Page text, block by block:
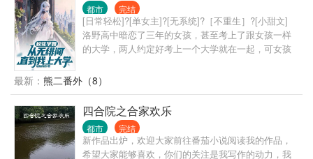
都市 完结
[日常轻松]?[单女主]?[无系统]?［不重生］?[小甜文]
洛野高中暗恋了三年的女孩，甚至考上了跟女孩一样
的大学，两人约定好考上一个大学就在一起，可女孩
想到大学还没开学，他写的小说冲上了平台榜首，他
竟然火了…… 上大学后，洛野原以为自己再也不会谈
恋爱，却偶然相识了高冷学姐。 洛野决定，要偷偷跟
学姐谈恋爱，然后惊艳所有人。 等他和高冷学姐手拉
手出现在学校里的时候，全校都震惊了。 高冷校花苏
白粥的身边竟然出现了男人？ 这时，暗恋三年的女孩
最新： 熊二番外（8）
四合院之合家欢乐
都市 完结
新作品出炉，欢迎大家前往番茄小说阅读我的作品，
希望大家能够喜欢，你们的关注是我写作的动力，我